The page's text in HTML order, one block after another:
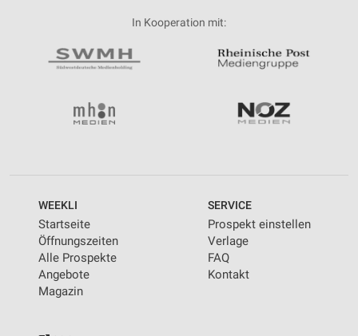
In Kooperation mit:
WEEKLI
Startseite
Öffnungszeiten
Alle Prospekte
Angebote
Magazin
SERVICE
Prospekt einstellen
Verlage
FAQ
Kontakt